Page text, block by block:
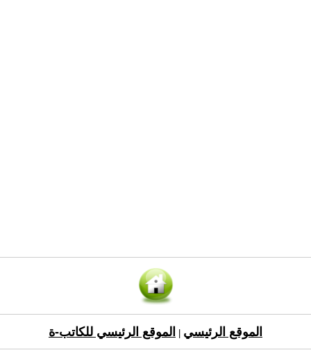
الموقع الرئيسي الموقع الرئيسي للكاتب-ة